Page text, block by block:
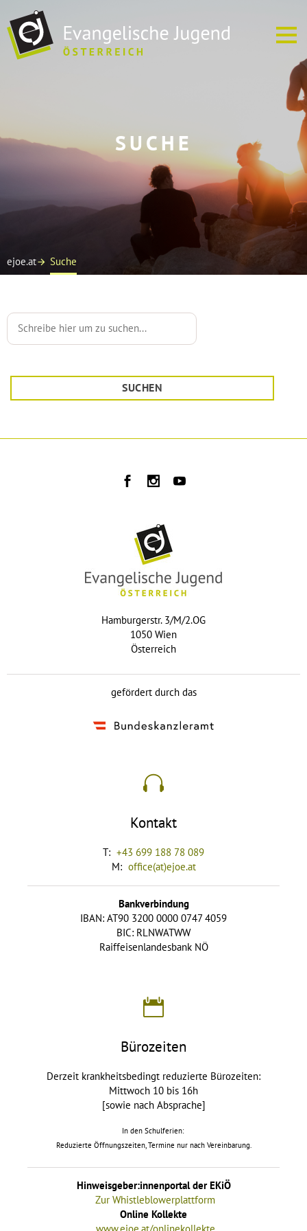
EJ VOR ORT SUCHE
ejoe.at Suche
Hamburgerstr. 3/M/2.OG
1050 Wien
Österreich
gefördert durch das
Kontakt
T: +43 699 188 78 089
M: office(at)ejoe.at
Bankverbindung
IBAN: AT90 3200 0000 0747 4059
BIC: RLNWATWW
Raiffeisenlandesbank NÖ
Bürozeiten
Derzeit krankheitsbedingt reduzierte Bürozeiten:
Mittwoch 10 bis 16h
[sowie nach Absprache]
In den Schulferien:
Reduzierte Öffnungszeiten, Termine nur nach Vereinbarung.
Hinweisgeber:innenportal der EKiÖ
Zur Whistleblowerplattform
Online Kollekte